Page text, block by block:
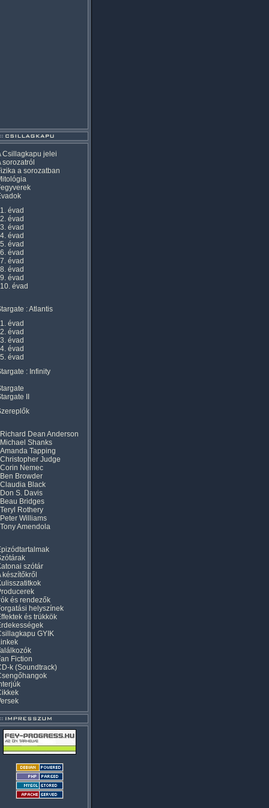
Csillagkapu jelei
sorozatról
a sorozatban
1. évad
2. évad
3. évad
4. évad
5. évad
6. évad
7. évad
8. évad
9. évad
10. évad
: Atlantis
1. évad
2. évad
3. évad
4. évad
5. évad
: Infinity
II
Richard Dean Anderson
Michael Shanks
Amanda Tapping
Christopher Judge
Corin Nemec
Ben Browder
Claudia Black
Don S. Davis
Beau Bridges
Teryl Rothery
Peter Williams
Tony Amendola
szótár
készítőkről
és rendezők
helyszínek
és trükkök
GYIK
Fiction
k (Soundtrack)